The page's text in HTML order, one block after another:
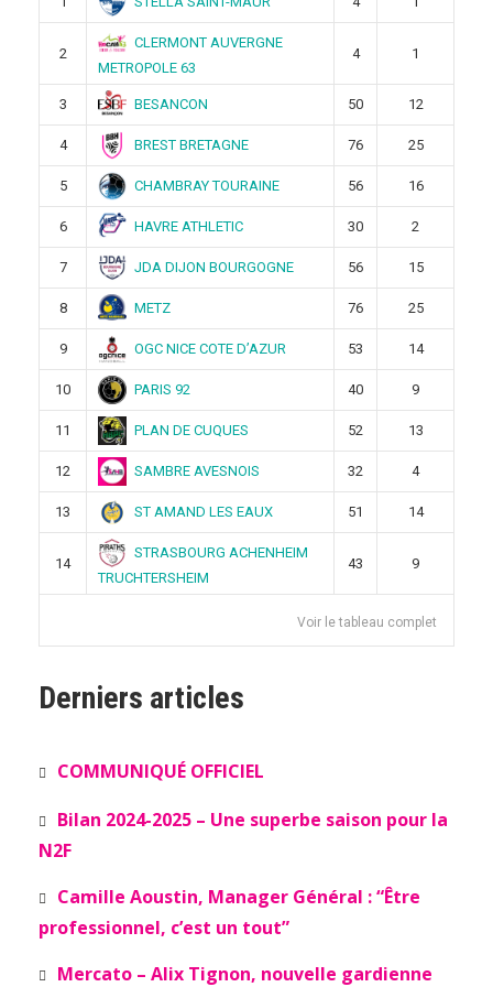
2
CLERMONT AUVERGNE
METROPOLE 63
4 1
3 BESANCON 50 12
4 BREST BRETAGNE 76 25
5 CHAMBRAY TOURAINE 56 16
6 HAVRE ATHLETIC 30 2
7 JDA DIJON BOURGOGNE 56 15
8 METZ 76 25
9 OGC NICE COTE D’AZUR 53 14
10 PARIS 92 40 9
11 PLAN DE CUQUES 52 13
12 SAMBRE AVESNOIS 32 4
13 ST AMAND LES EAUX 51 14
14
STRASBOURG ACHENHEIM
TRUCHTERSHEIM
43 9
Voir le tableau complet
Derniers articles
COMMUNIQUÉ OFFICIEL
Bilan 2024-2025 – Une superbe saison pour la
N2F
Camille Aoustin, Manager Général : “Être
professionnel, c’est un tout”
Mercato – Alix Tignon, nouvelle gardienne